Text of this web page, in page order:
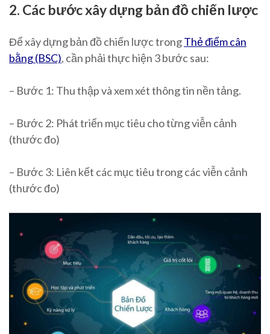
2. Các bước xây dựng bản đồ chiến lược
Để xây dựng bản đồ chiến lược trongThẻ điểm cân
bằng (BSC), cần phải thực hiện 3 bước sau:
– Bước 1: Thu thập và xem xét thông tin nền tảng.
– Bước 2: Phát triển mục tiêu cho từng viễn cảnh
(thước đo)
– Bước 3: Liên kết các mục tiêu trong các viễn cảnh
(thước đo)